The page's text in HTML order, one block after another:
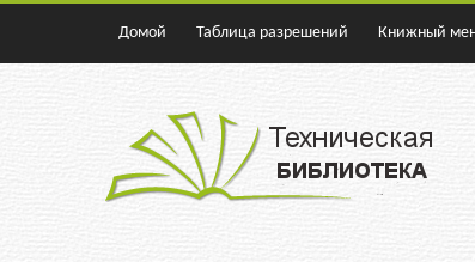
Домой Таблица разрешений Книжный